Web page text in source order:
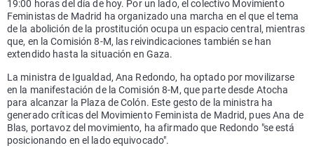
19:00 horas del día de hoy. Por un lado, el colectivo Movimiento
Feministas de Madrid ha organizado una marcha en el que el tema
de la abolición de la prostitución ocupa un espacio central, mientras
que, en la Comisión 8-M, las reivindicaciones también se han
extendido hasta la situación en Gaza.
La ministra de Igualdad, Ana Redondo, ha optado por movilizarse
en la manifestación de la Comisión 8-M, que parte desde Atocha
para alcanzar la Plaza de Colón. Este gesto de la ministra ha
generado críticas del Movimiento Feminista de Madrid, pues Ana de
Blas, portavoz del movimiento, ha afirmado que Redondo "se está
posicionando en el lado equivocado".